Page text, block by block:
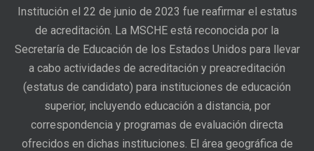
Institución el 22 de junio de 2023 fue reafirmar el estatus
de acreditación. La MSCHE está reconocida por la
Secretaría de Educación de los Estados Unidos para llevar
a cabo actividades de acreditación y preacreditación
(estatus de candidato) para instituciones de educación
superior, incluyendo educación a distancia, por
correspondencia y programas de evaluación directa
ofrecidos en dichas instituciones. El área geográfica de